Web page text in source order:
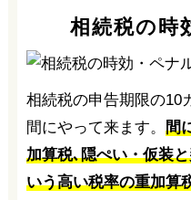
相続税の時
相続税の申告期限の10
間にやって来ます。 間
加算税､隠ぺい・仮装
いう高い税率の重加算